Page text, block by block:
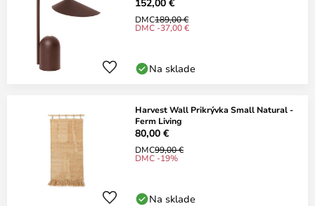
DMC189,00 €
DMC -37,00 €
Na sklade
Harvest Wall Prikrývka Small Natural -
Ferm Living
80,00 €
DMC99,00 €
DMC -19%
Na sklade